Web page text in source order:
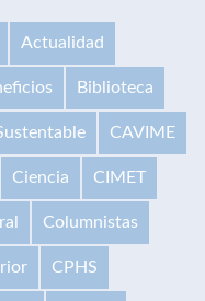
Actualidad
Biblioteca
CAVIME
Ciencia CIMET
Columnistas
CPHS